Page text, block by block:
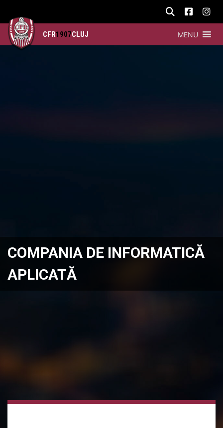
CFR1907CLUJ MENU
COMPANIA DE INFORMATICĂ
APLICATĂ